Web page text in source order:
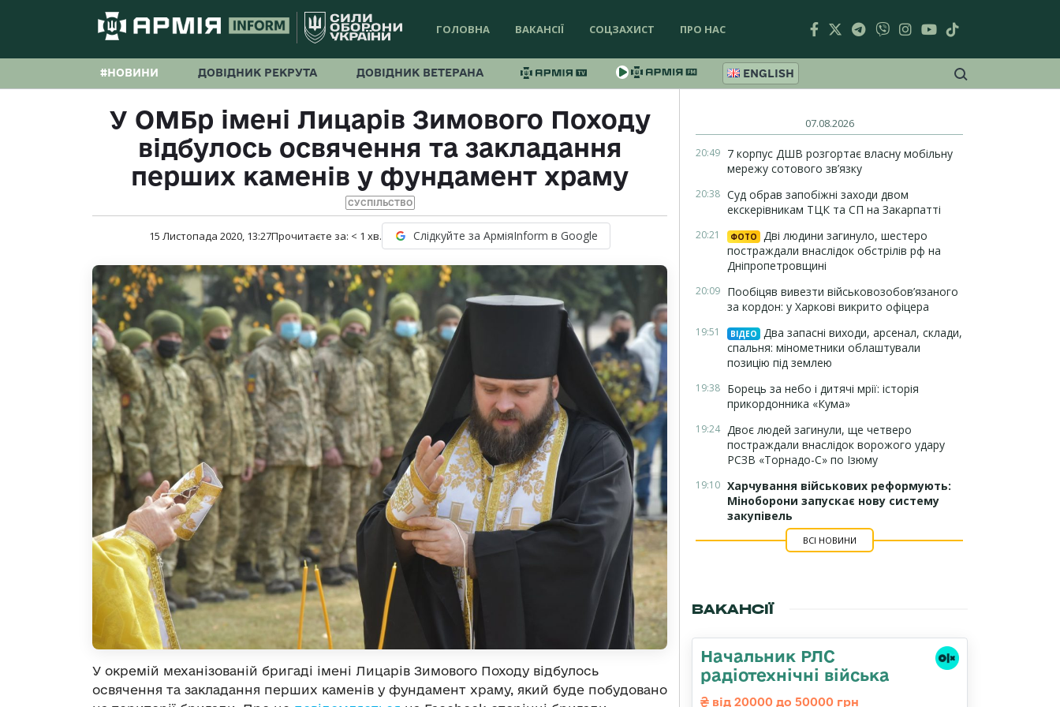
ГОЛОВНА ВАКАНСІЇ СОЦЗАХИСТ ПРО НАС
#НОВИНИ ДОВІДНИК РЕКРУТА ДОВІДНИК ВЕТЕРАНА ENGLISH
У ОМБр імені Лицарів Зимового Походу
відбулось освячення та закладання
перших каменів у фундамент храму
СУСПІЛЬСТВО
15 Листопада 2020, 13:27Прочитаєте за: < 1 хв. Слідкуйте за АрміяInform в Google
У окремій механізованій бригаді імені Лицарів Зимового Походу відбулось
освячення та закладання перших каменів у фундамент храму, який буде побудовано
07.08.2026
20:49 7 корпус ДШВ розгортає власну мобільну
мережу сотового зв’язку
20:38 Суд обрав запобіжні заходи двом
екскерівникам ТЦК та СП на Закарпатті
20:21 ФОТО
Дві людини загинуло, шестеро
постраждали внаслідок обстрілів рф на
Дніпропетровщині
20:09 Пообіцяв вивезти військовозобов’язаного
за кордон: у Харкові викрито офіцера
19:51 ВІДЕО
Два запасні виходи, арсенал, склади,
спальня: мінометники облаштували
позицію під землею
19:38 Борець за небо і дитячі мрії: історія
прикордонника «Кума»
19:24 Двоє людей загинули, ще четверо
постраждали внаслідок ворожого удару
РСЗВ «Торнадо-С» по Ізюму
19:10 Харчування військових реформують:
Міноборони запускає нову систему
закупівель
ВСІ НОВИНИ
ВАКАНСІЇ
Начальник РЛС
радіотехнічні війська
від 20000 до 50000 грн